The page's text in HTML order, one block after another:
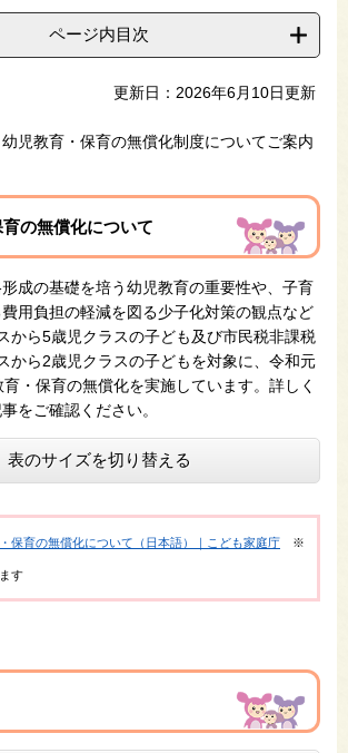
ページ内目次
更新日：2026年6月10日更新
児教育・保育の無償化制度についてご案内
の無償化について
成の基礎を培う幼児教育の重要性や、子育
用負担の軽減を図る少子化対策の観点など
から5歳児クラスの子ども及び市民税非課税
から2歳児クラスの子どもを対象に、令和元
・保育の無償化を実施しています。詳しく
をご確認ください。
表のサイズを切り替える
保育の無償化について（日本語）｜こども家庭庁 ※
す